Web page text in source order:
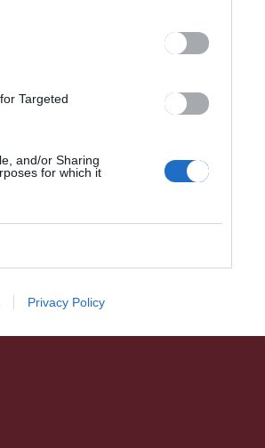
Targeted
and/or Sharing
for which it
Privacy Policy